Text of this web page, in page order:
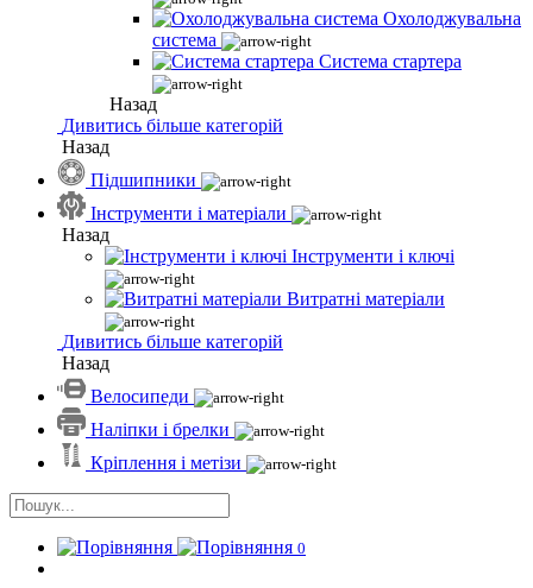
Охолоджувальна
система
Система стартера
Назад
Дивитись більше категорій
Назад
Підшипники
Інструменти і матеріали
Назад
Інструменти і ключі
Витратні матеріали
Дивитись більше категорій
Назад
Велосипеди
Наліпки і брелки
Кріплення і метізи
0